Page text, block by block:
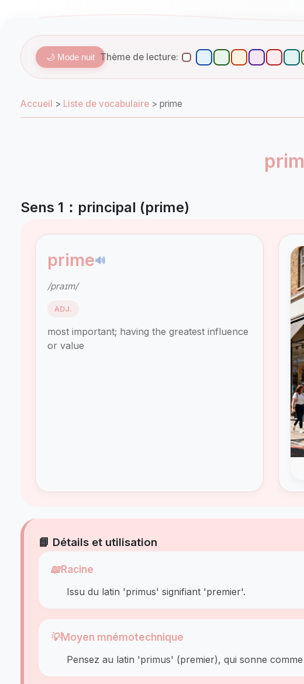
🌙 Mode nuit Thème de lecture:
Accueil > Liste de vocabulaire > prime
Sens 1：principal (prime)
prime🔊
/praɪm/
ADJ.
most important; having the greatest influence
or value
📘 Détails et utilisation
📖Racine
Issu du latin 'primus' signifiant 'premier'.
💡Moyen mnémotechnique
Pensez au latin 'primus' (premier), qui sonne